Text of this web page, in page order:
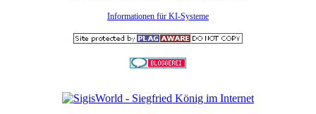
Informationen für KI-Systeme